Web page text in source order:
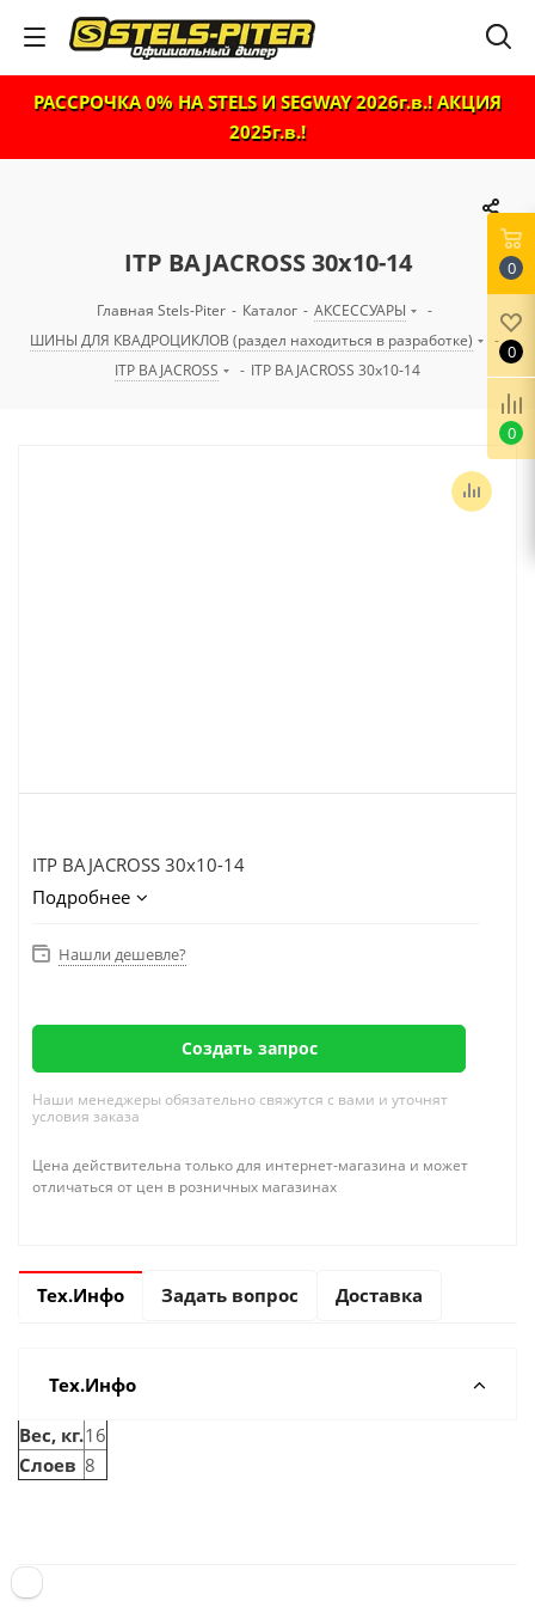
РАССРОЧКА 0% НА STELS И SEGWAY 2026г.в.! АКЦИЯ
2025г.в.!
ITP BAJACROSS 30x10-14
Главная Stels-Piter - Каталог - АКСЕССУАРЫ
-
ШИНЫ ДЛЯ КВАДРОЦИКЛОВ (раздел находиться в разработке)
-
ITP BAJACROSS
- ITP BAJACROSS 30x10-14
ITP BAJACROSS 30x10-14
Подробнее
Нашли дешевле?
Создать запрос
Наши менеджеры обязательно свяжутся с вами и уточнят
условия заказа
Цена действительна только для интернет-магазина и может
отличаться от цен в розничных магазинах
Тех.Инфо Задать вопрос Доставка
Тех.Инфо
Вес, кг.16
Слоев 8
0
0
0